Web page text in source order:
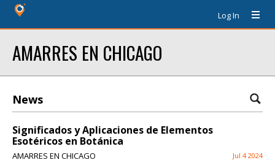
Log In
AMARRES EN CHICAGO
News
Significados y Aplicaciones de Elementos
Esotéricos en Botánica
AMARRES EN CHICAGO Jul 4 2024